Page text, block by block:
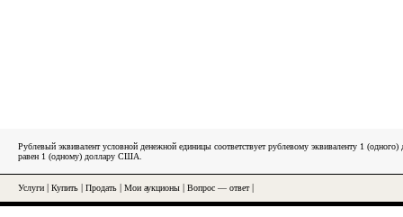
Рублевый эквивалент условной денежной единицы соответствует рублевому эквиваленту 1
равен 1 (одному) доллару США.
Услуги Купить Продать Мои аукционы Вопрос — ответ|